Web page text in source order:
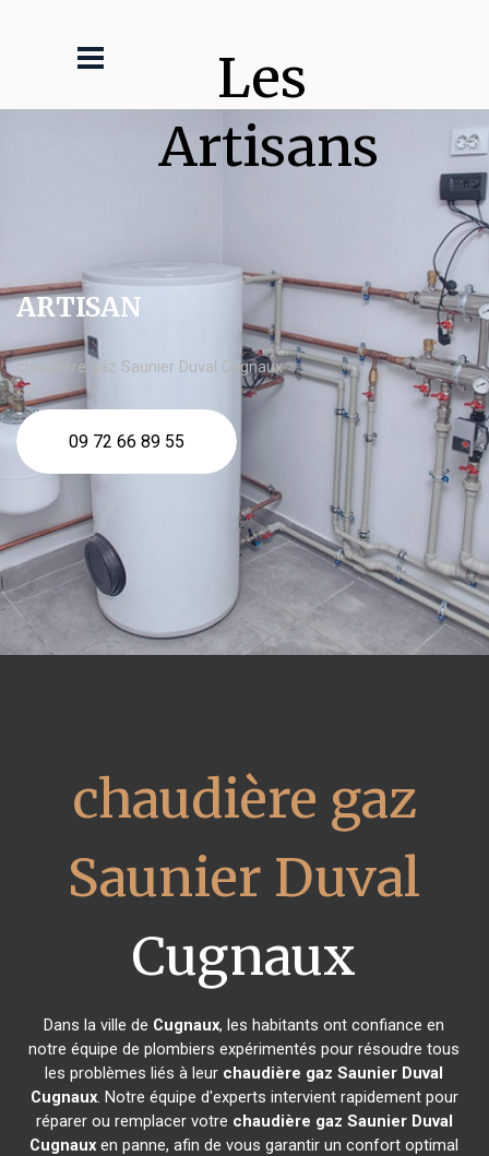
Les
Artisans
ARTISAN
chaudière gaz Saunier Duval Cugnaux
09 72 66 89 55
chaudière gaz
Saunier Duval
Cugnaux
Dans la ville de Cugnaux, les habitants ont confiance en
notre équipe de plombiers expérimentés pour résoudre tous
les problèmes liés à leur chaudière gaz Saunier Duval
Cugnaux. Notre équipe d'experts intervient rapidement pour
réparer ou remplacer votre chaudière gaz Saunier Duval
Cugnaux en panne, afin de vous garantir un confort optimal